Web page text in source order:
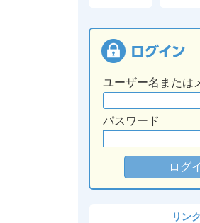
ユーザー名または
パスワード
リン